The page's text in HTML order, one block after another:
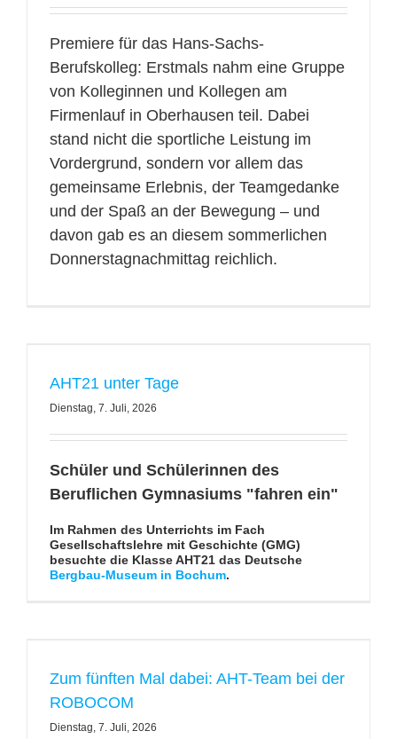
Premiere für das Hans-Sachs-
Berufskolleg: Erstmals nahm eine Gruppe
von Kolleginnen und Kollegen am
Firmenlauf in Oberhausen teil. Dabei
stand nicht die sportliche Leistung im
Vordergrund, sondern vor allem das
gemeinsame Erlebnis, der Teamgedanke
und der Spaß an der Bewegung – und
davon gab es an diesem sommerlichen
Donnerstagnachmittag reichlich.
AHT21 unter Tage
Dienstag, 7. Juli, 2026
Schüler und Schülerinnen des
Beruflichen Gymnasiums "fahren ein"
Im Rahmen des Unterrichts im Fach
Gesellschaftslehre mit Geschichte (GMG)
besuchte die Klasse AHT21 das Deutsche
Bergbau-Museum in Bochum.
Zum fünften Mal dabei: AHT-Team bei der
ROBOCOM
Dienstag, 7. Juli, 2026